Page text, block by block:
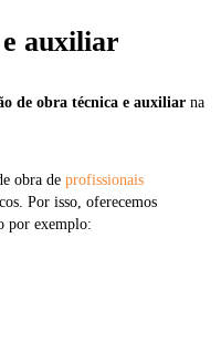
auxiliar
de obra técnica e auxiliar na
obra de profissionais
Por isso, oferecemos
por exemplo: